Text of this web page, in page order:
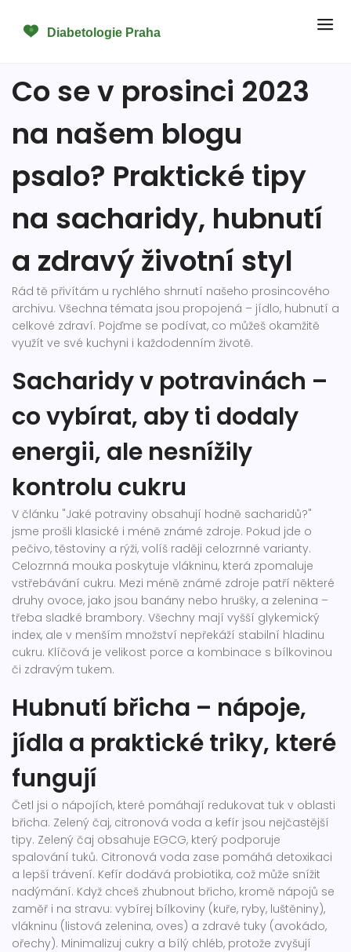
Co se v prosinci 2023
na našem blogu
psalo? Praktické tipy
na sacharidy, hubnutí
a zdravý životní styl
Rád tě přivítám u rychlého shrnutí našeho prosincového
archivu. Všechna témata jsou propojená – jídlo, hubnutí a
celkové zdraví. Pojďme se podívat, co můžeš okamžitě
využít ve své kuchyni i každodenním životě.
Sacharidy v potravinách –
co vybírat, aby ti dodaly
energii, ale nesnížily
kontrolu cukru
V článku "Jaké potraviny obsahují hodně sacharidů?"
jsme prošli klasické i méně známé zdroje. Pokud jde o
pečivo, těstoviny a rýži, volíš raději celozrnné varianty.
Celozrnná mouka poskytuje vlákninu, která zpomaluje
vstřebávání cukru. Mezi méně známé zdroje patří některé
druhy ovoce, jako jsou banány nebo hrušky, a zelenina –
třeba sladké brambory. Všechny mají vyšší glykemický
index, ale v menším množství nepřekáží stabilní hladinu
cukru. Klíčová je velikost porce a kombinace s bílkovinou
či zdravým tukem.
Hubnutí břicha – nápoje,
jídla a praktické triky, které
fungují
Četl jsi o nápojích, které pomáhají redukovat tuk v oblasti
břicha. Zelený čaj, citronová voda a kefír jsou nejčastější
tipy. Zelený čaj obsahuje EGCG, který podporuje
spalování tuků. Citronová voda zase pomáhá detoxikaci
a lepší trávení. Kefír dodává probiotika, což může snížit
nadýmání. Když chceš zhubnout břicho, kromě nápojů se
zaměř i na stravu: vybírej bílkoviny (kuře, ryby, luštěniny),
vlákninu (listová zelenina, oves) a zdravé tuky (avokádo,
ořechy). Minimalizuj cukry a bílý chléb, protože zvyšují